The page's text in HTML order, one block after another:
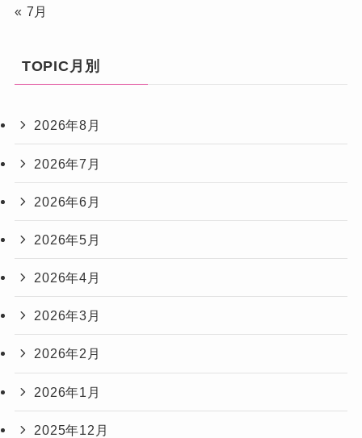
« 7月
TOPIC月別
2026年8月
2026年7月
2026年6月
2026年5月
2026年4月
2026年3月
2026年2月
2026年1月
2025年12月